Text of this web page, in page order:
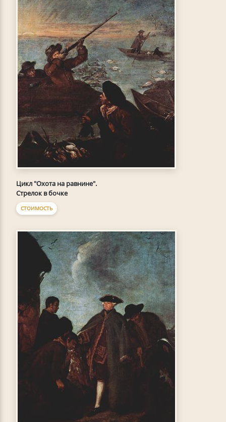
Цикл "Охота на равнине".
Стрелок в бочке
СТОИМОСТЬ